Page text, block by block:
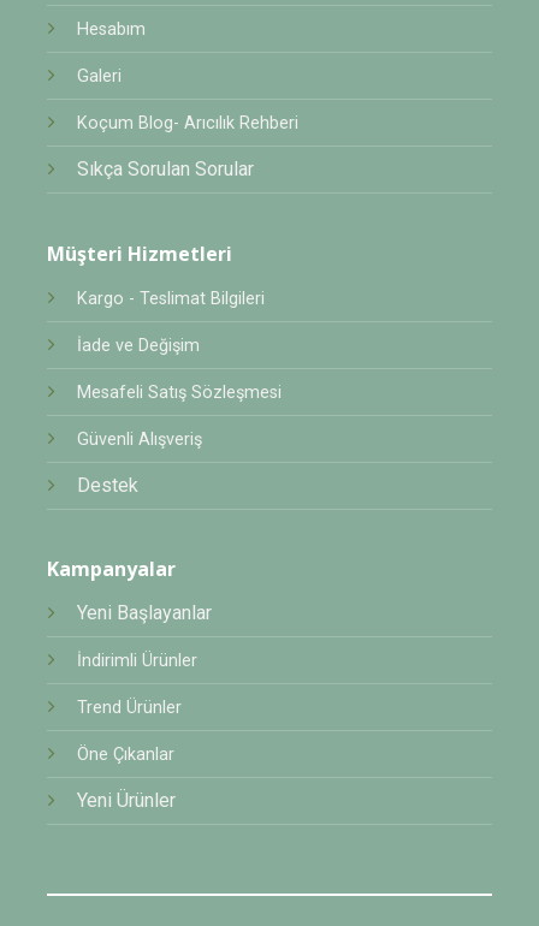
Hesabım
Galeri
Koçum Blog- Arıcılık Rehberi
Sıkça Sorulan Sorular
Müşteri Hizmetleri
Kargo - Teslimat Bilgileri
İade ve Değişim
Mesafeli Satış Sözleşmesi
Güvenli Alışveriş
Destek
Kampanyalar
Yeni Başlayanlar
İndirimli Ürünler
Trend Ürünler
Öne Çıkanlar
Yeni Ürünler